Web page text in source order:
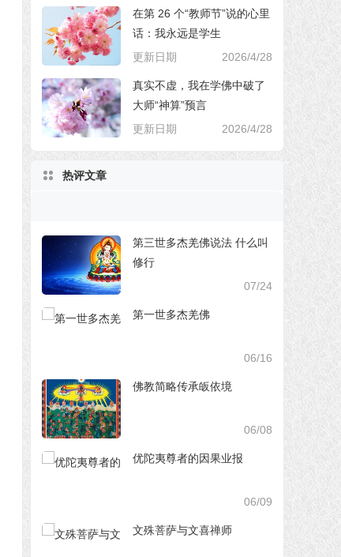
在第 26 个“教师节”说的心里
话：我永远是学生
更新日期
2026/4/28
真实不虚，我在学佛中破了
大师“神算”预言
更新日期
2026/4/28
热评文章
第三世多杰羌佛说法 什么叫
修行
07/24
第一世多杰羌佛
06/16
佛教简略传承皈依境
06/08
优陀夷尊者的因果业报
06/09
文殊菩萨与文喜禅师